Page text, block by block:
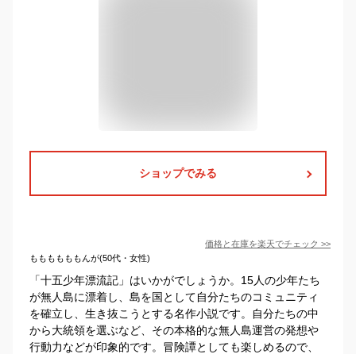
ショップでみる
価格と在庫を楽天でチェック >>
ももももももんが(50代・女性)
「十五少年漂流記」はいかがでしょうか。15人の少年たち
が無人島に漂着し、島を国として自分たちのコミュニティ
を確立し、生き抜こうとする名作小説です。自分たちの中
から大統領を選ぶなど、その本格的な無人島運営の発想や
行動力などが印象的です。冒険譚としても楽しめるので、